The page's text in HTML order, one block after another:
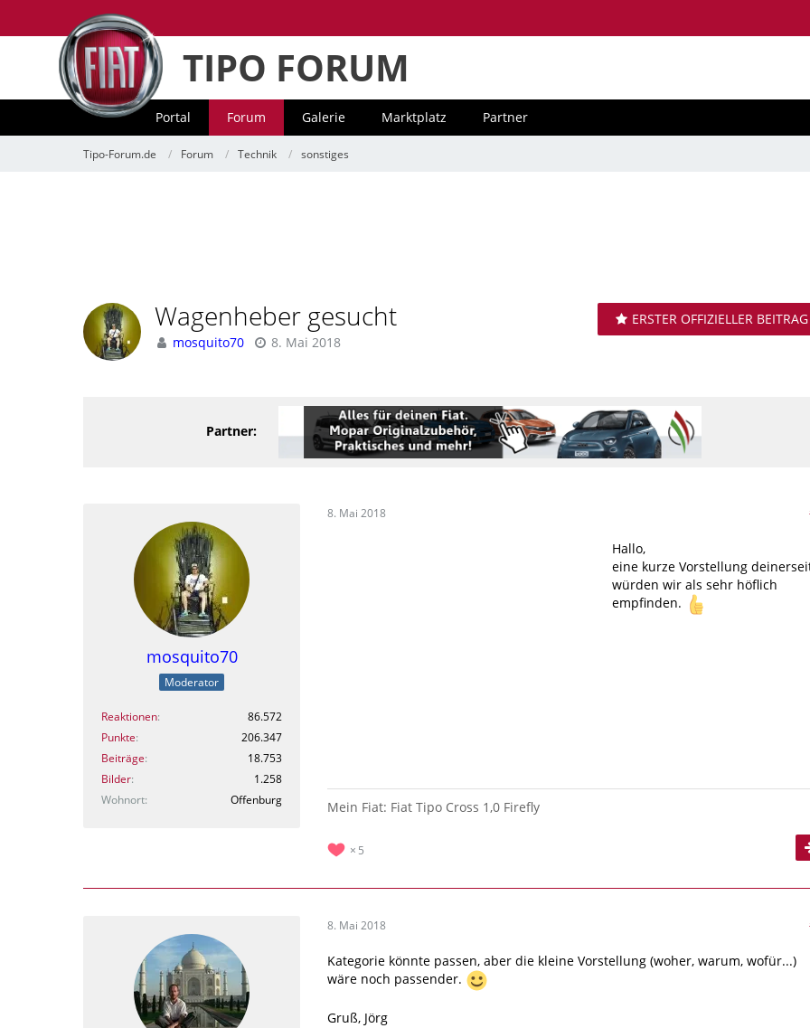
TIPO FORUM
Portal Forum Galerie Marktplatz Partner
Tipo-Forum.de Forum Technik sonstiges
Wagenheber gesucht
mosquito70 8. Mai 2018
ERSTER OFFIZIELLER BEITRAG
Partner:
mosquito70
Moderator
Reaktionen
86.572
Punkte
206.347
Beiträge
18.753
Bilder
1.258
Wohnort
Offenburg
8. Mai 2018
Hallo,
eine kurze Vorstellung
würden wir als sehr höflich
empfinden.
Mein Fiat: Fiat Tipo Cross 1,0 Firefly
5
8. Mai 2018
Kategorie könnte passen, aber die kleine Vorstellung (woher, warum, wofür...)
wäre noch passender.
Gruß, Jörg